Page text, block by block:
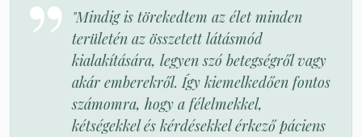
"Mindig is törekedtem az élet minden
területén az összetett látásmód
kialakítására, legyen szó betegségről vagy
akár emberekről. Így kiemelkedően fontos
számomra, hogy a félelmekkel,
kétségekkel és kérdésekkel érkező páciens